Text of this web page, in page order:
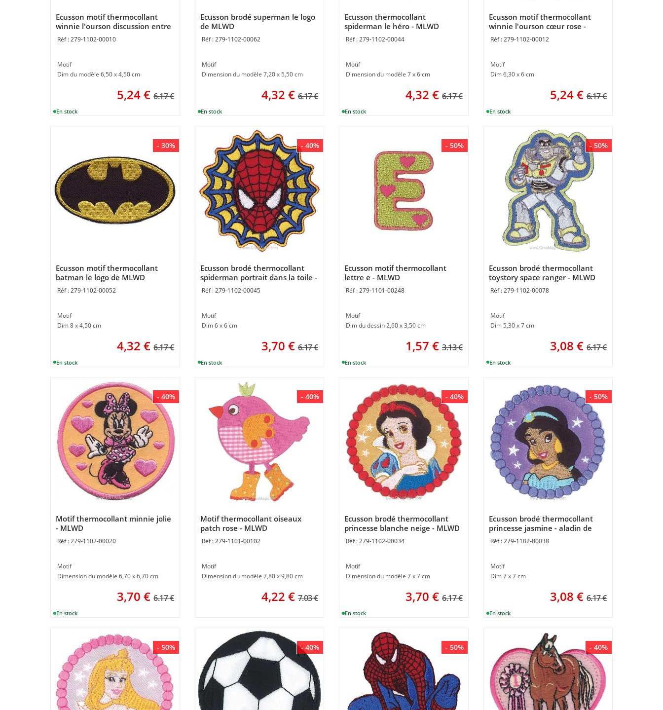
Ecusson motif thermocollant
winnie l'ourson discussion entre
amis - MLWD
279-1102-00010
Motif
Dim du modèle 6,50 x 4,50 cm
5,24€ 6.17 €
Ecusson brodé superman le logo
de MLWD
279-1102-00062
Motif
Dimension du modèle 7,20 x 5,50 cm
4,32 € 6.17 €
Ecusson thermocollant
spiderman le héro - MLWD
279-1102-00044
Motif
Dimension du modèle 7 x 6 cm
4,32 € 6.17 €
Ecusson motif thermocollant
winnie l'ourson cœur rose -
MLWD279-1102-00012
Motif
Dim 6,30 x 6 cm
5,24€ 6.17 €
- 30%
Ecusson motif thermocollant
batman le logo de MLWD
279-1102-00052
Motif
Dim 8 x 4,50 cm
4,32 € 6.17 €
- 40%
Ecusson brodé thermocollant
spiderman portrait dans la toile -
MLWD279-1102-00045
Motif
Dim 6 x 6 cm
3,70 € 6.17 €
- 50%
Ecusson motif thermocollant
lettre e - MLWD
279-1101-00248
Motif
Dim du dessin 2,60 x 3,50 cm
1,57 € 3.13 €
- 50%
Ecusson brodé thermocollant
toystory space ranger - MLWD
279-1102-00078
Motif
Dim 5,30 x 7 cm
3,08 € 6.17 €
- 40%
Motif thermocollant minnie jolie
- MLWD
279-1102-00020
Motif
Dimension du modèle 6,70 x 6,70 cm
3,70 € 6.17 €
- 40%
Motif thermocollant oiseaux
patch rose - MLWD
279-1101-00102
Motif
Dimension du modèle 7,80 x 9,80 cm
4,22 € 7.03 €
- 40%
Ecusson brodé thermocollant
princesse blanche neige - MLWD
279-1102-00034
Motif
Dimension du modèle 7 x 7 cm
3,70 € 6.17 €
- 50%
Ecusson brodé thermocollant
princesse jasmine - aladin de
MLWD279-1102-00038
Motif
Dim 7 x 7 cm
3,08 € 6.17 €
- 50% - 40% - 50% - 40%